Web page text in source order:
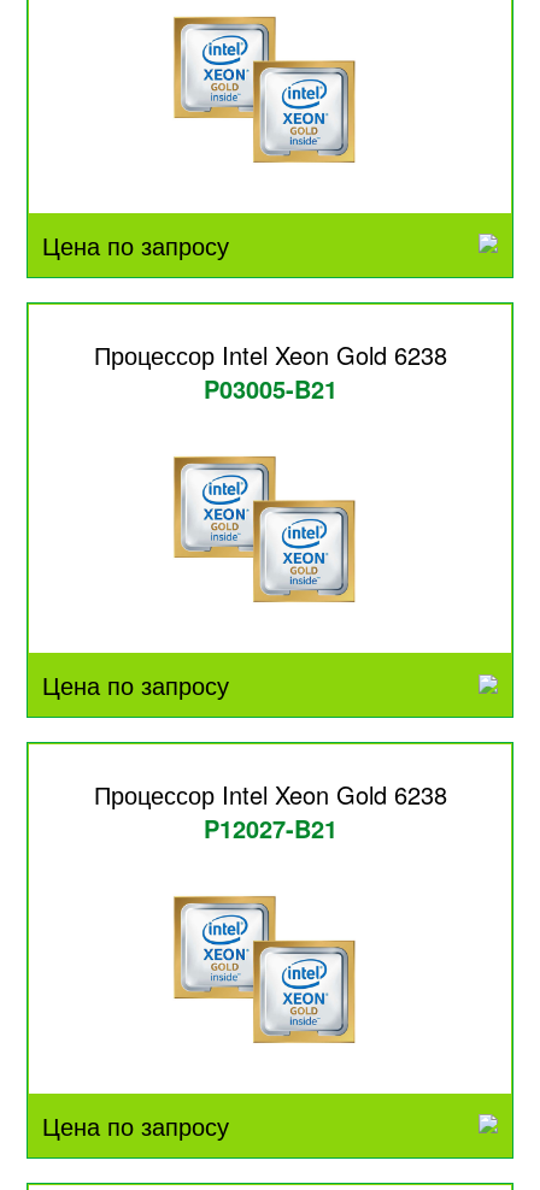
Цена по запросу
Процессор Intel Xeon Gold 6238
P03005-B21
Цена по запросу
Процессор Intel Xeon Gold 6238
P12027-B21
Цена по запросу